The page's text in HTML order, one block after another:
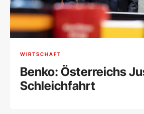
WIRTSCHAFT
Benko: Österreichs
Schleichfahrt